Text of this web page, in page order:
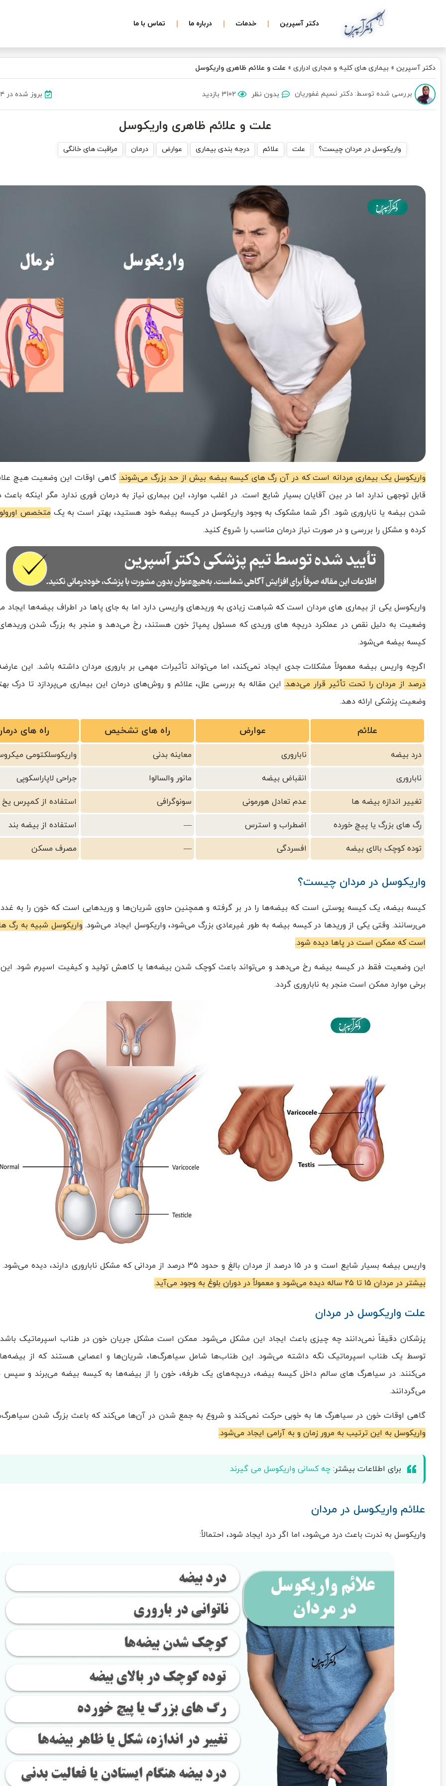
دکتر آسپرین خدمات درباره ما تماس با ما
دکتر آسپرین » بیماری های کلیه و مجاری ادراری » علت و علائم ظاهری واریکوسل
بررسی شده توسط: دکتر نسیم غفوریان بدون نظر 3102 بازدید بروز شده در ۲۴ شهریور ۱۴۰۳
علت و علائم ظاهری واریکوسل
واریکوسل در مردان چیست؟ علت علائم درجه بندی بیماری عوارض درمان مراقبت های خانگی
واریکوسل یک بیماری مردانه است که در آن رگ‌ های کیسه بیضه بیش از حد بزرگ می‌شوند. گاهی اوقات این وضعیت هیچ
قابل توجهی ندارد اما در بین آقایان بسیار شایع است. در اغلب موارد، این بیماری نیاز به درمان فوری ندارد مگر اینکه
شدن بیضه یا ناباروری شود. اگر شما مشکوک به وجود واریکوسل در کیسه بیضه خود هستید، بهتر است به یک متخصص
کرده و مشکل را بررسی و در صورت نیاز درمان مناسب را شروع کنید.
واریکوسل یکی از بیماری‌ های مردان است که شباهت زیادی به وریدهای واریسی دارد اما به جای پاها در اطراف بیضه‌‌ها ایجاد
وضعیت به دلیل نقص در عملکرد دریچه‌ های وریدی که مسئول پمپاژ خون هستند، رخ می‌دهد و منجر به بزرگ شدن
کیسه بیضه می‌شود.
اگرچه واریس بیضه معمولاً مشکلات جدی ایجاد نمی‌کند، اما می‌تواند تأثیرات مهمی بر باروری مردان داشته باشد. این
درصد از مردان را تحت تأثیر قرار می‌دهد.این مقاله به بررسی علل، علائم و روش‌های درمان این بیماری می‌پردازد تا درک
وضعیت پزشکی ارائه دهد.
علائم عوارض راه های تشخیص راه های
درد بیضه ناباروری معاینه بدنی واریکوسلکتومی
ناباروری انقباض بیضه مانور والسالوا جراحی لاپاراسکوپی
تغییر اندازه بیضه ها عدم تعادل هورمونی سونوگرافی استفاده از کمپرس یخ
رگ های بزرگ یا پیچ خورده اضطراب و استرس — استفاده از بیضه بند
توده کوچک بالای بیضه افسردگی — مصرف مسکن
واریکوسل در مردان چیست؟
کیسه بیضه، یک کیسه پوستی است که بیضه‌ها را در بر گرفته و همچنین حاوی شریان‌ها و وریدهایی است که خون را به غدد
می‌رسانند. وقتی یکی از وریدها در کیسه بیضه به طور غیرعادی بزرگ می‌شود، واریکوسل ایجاد می‌شود. واریکوسل شبیه به رگ‌
است که ممکن است در پاها دیده شود.
این وضعیت فقط در کیسه بیضه رخ می‌دهد و می‌تواند باعث کوچک شدن بیضه‌ها یا کاهش تولید و کیفیت اسپرم شود. این
برخی موارد ممکن است منجر به ناباروری گردد.
واریس بیضه بسیار شایع است و در ۱۵ درصد از مردان بالغ و حدود ۳۵ درصد از مردانی که مشکل ناباروری دارند، دیده می‌شود.
بیشتر در مردان ۱۵ تا ۲۵ ساله دیده می‌شود و معمولاً در دوران بلوغ به وجود می‌آید.
علت واریکوسل در مردان
پزشکان دقیقاً نمی‌دانند چه چیزی باعث ایجاد این مشکل می‌شود. ممکن است مشکل جریان خون در طناب اسپرماتیک
توسط یک طناب اسپرماتیک نگه داشته می‌شود. این طناب‌ها شامل سیاهرگ‌ها، شریان‌ها و اعصابی هستند که از بیضه‌ها
می‌کنند. در سیاهرگ‌ های سالم داخل کیسه بیضه، دریچه‌های یک طرفه، خون را از بیضه‌ها به کیسه بیضه می‌برند و سپس
می‌گردانند.
گاهی اوقات خون در سیاهرگ‌ ها به خوبی حرکت نمی‌کند و شروع به جمع شدن در آن‌ها می‌کند که باعث بزرگ شدن
واریکوسل به این ترتیب به مرور زمان و به آرامی ایجاد می‌شود.
برای اطلاعات بیشتر: چه کسانی واریکوسل می گیرند
علائم واریکوسل در مردان
واریکوسل به ندرت باعث درد می‌شود، اما اگر درد ایجاد شود، احتمالاً: